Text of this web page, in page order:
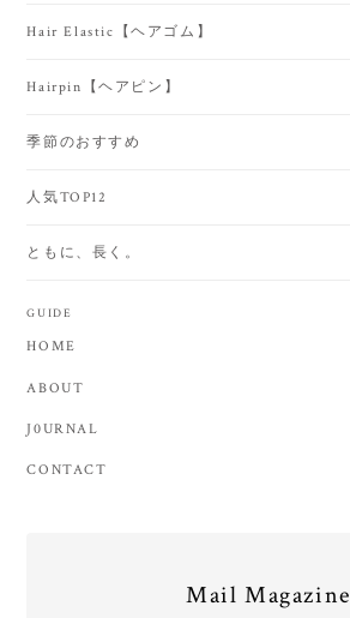
Hair Elastic【ヘアゴム】
Hairpin【ヘアピン】
季節のおすすめ
人気TOP12
ともに、長く。
GUIDE
HOME
ABOUT
J0URNAL
CONTACT
Mail Magazine